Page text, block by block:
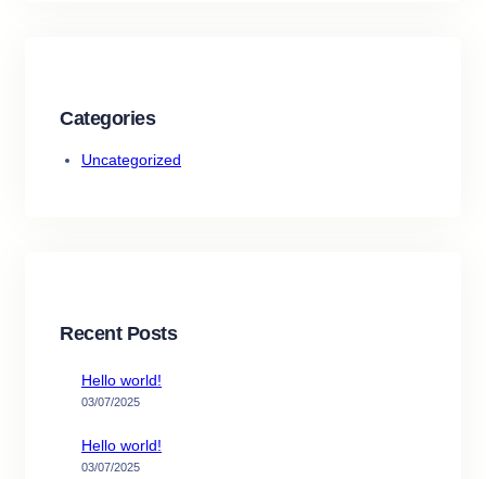
Categories
Uncategorized
Recent Posts
Hello world!
03/07/2025
Hello world!
03/07/2025